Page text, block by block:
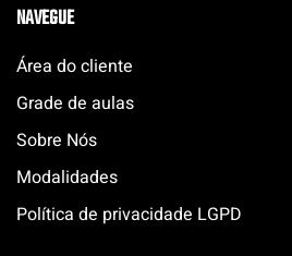
NAVEGUE
Área do cliente
Grade de aulas
Sobre Nós
Modalidades
Política de privacidade LGPD